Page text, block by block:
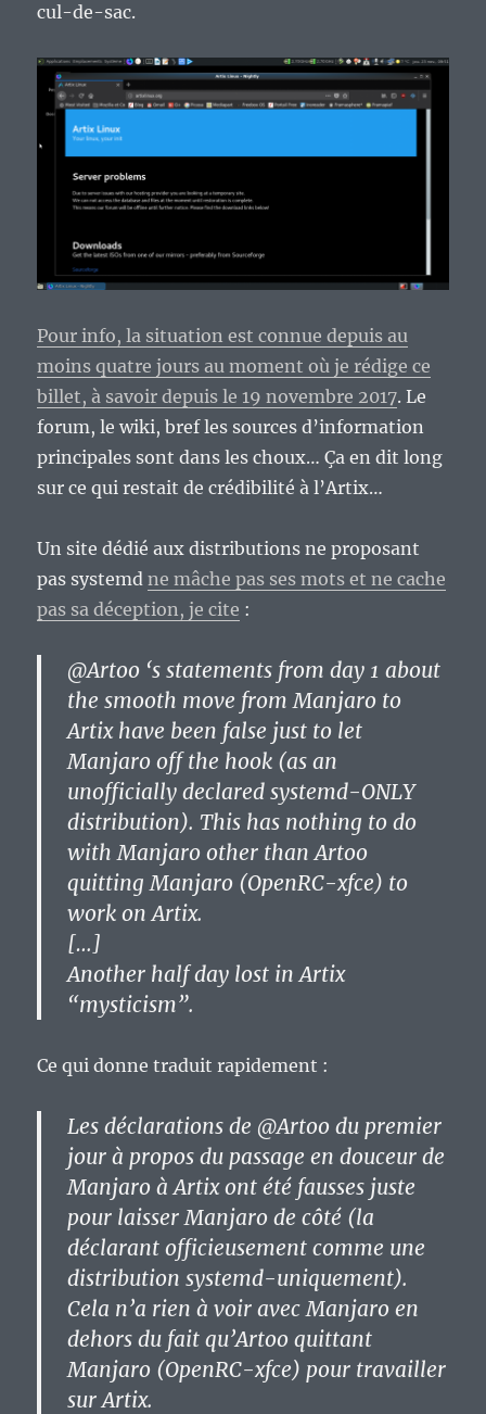
cul-de-sac.
Pour info, la situation est connue depuis au
moins quatre jours au moment où je rédige ce
billet, à savoir depuis le 19 novembre 2017. Le
forum, le wiki, bref les sources d’information
principales sont dans les choux… Ça en dit long
sur ce qui restait de crédibilité à l’Artix…
Un site dédié aux distributions ne proposant
pas systemdne mâche pas ses mots et ne cache
pas sa déception, je cite :
@Artoo ‘s statements from day 1 about
the smooth move from Manjaro to
Artix have been false just to let
Manjaro off the hook (as an
unofficially declared systemd-ONLY
distribution). This has nothing to do
with Manjaro other than Artoo
quitting Manjaro (OpenRC-xfce) to
work on Artix.
[…]
Another half day lost in Artix
“mysticism”.
Ce qui donne traduit rapidement :
Les déclarations de @Artoo du premier
jour à propos du passage en douceur de
Manjaro à Artix ont été fausses juste
pour laisser Manjaro de côté (la
déclarant officieusement comme une
distribution systemd-uniquement).
Cela n’a rien à voir avec Manjaro en
dehors du fait qu’Artoo quittant
Manjaro (OpenRC-xfce) pour travailler
sur Artix.